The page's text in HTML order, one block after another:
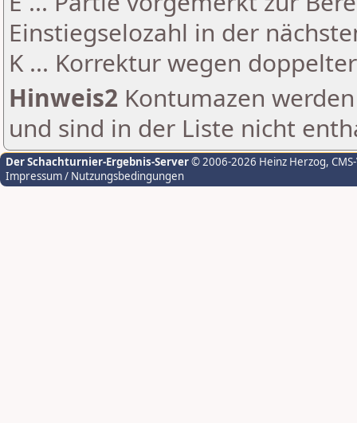
Einstiegselozahl in der
K ... Korrektur wegen
Hinweis2 Kontumazen
und sind in der Liste nicht
Der Schachturnier-Ergebnis-Server© 2006-2026 Heinz Herzog,
Impressum / Nutzungsbedingungen